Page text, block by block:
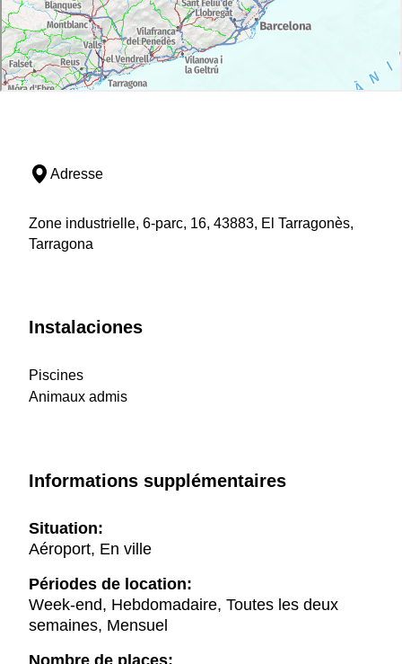
Adresse
Zone industrielle, 6-parc, 16, 43883, El Tarragonès,
Tarragona
Instalaciones
Piscines
Animaux admis
Informations supplémentaires
Situation:
Aéroport, En ville
Périodes de location:
Week-end, Hebdomadaire, Toutes les deux
semaines, Mensuel
Nombre de places: